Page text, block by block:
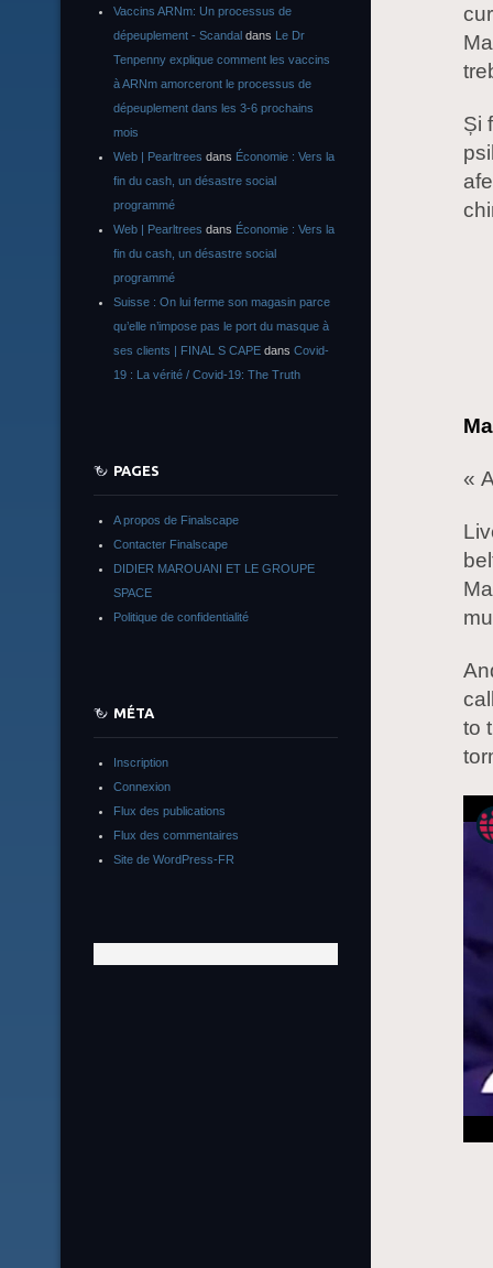
Și
«
to
Vaccins ARNm: Un processus de
dépeuplement - Scandal dans Le Dr
Tenpenny explique comment les vaccins
à ARNm amorceront le processus de
dépeuplement dans les 3-6 prochains
mois
Web | Pearltrees dans Économie : Vers la
fin du cash, un désastre social
programmé
Web | Pearltrees dans Économie : Vers la
fin du cash, un désastre social
programmé
Suisse : On lui ferme son magasin parce
qu’elle n’impose pas le port du masque à
ses clients | FINAL S CAPE dans Covid-
19 : La vérité / Covid-19: The Truth
PAGES
A propos de Finalscape
Contacter Finalscape
DIDIER MAROUANI ET LE GROUPE
SPACE
Politique de confidentialité
MÉTA
Inscription
Connexion
Flux des publications
Flux des commentaires
Site de WordPress-FR